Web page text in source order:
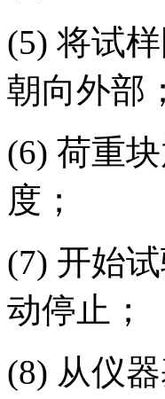
(5) 将试
朝向外部；
(6) 荷重
度；
(7) 开始
动停止；
(8) 从仪